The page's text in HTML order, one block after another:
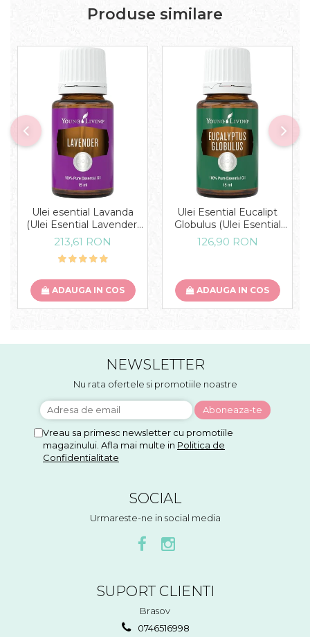
Produse similare
Ulei esential Lavanda
(Ulei Esential Lavender)
15 ML
213,61 RON
ADAUGA IN COS
Ulei Esential Eucalipt
Globulus (Ulei Esential
Eucalyptus Globulus) 15
ML
126,90 RON
ADAUGA IN COS
NEWSLETTER
Nu rata ofertele si promotiile noastre
Vreau sa primesc newsletter cu promotiile
magazinului. Afla mai multe in Politica de
Confidentialitate
SOCIAL
Urmareste-ne in social media
SUPORT CLIENTI
Brasov
0746516998